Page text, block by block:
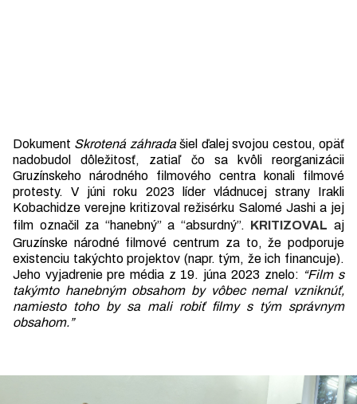
Dokument Skrotená záhradašiel ďalej svojou cestou, opäť
nadobudol dôležitosť, zatiaľ čo sa kvôli reorganizácii
Gruzínskeho národného filmového centra konali filmové
protesty. V júni roku 2023 líder vládnucej strany Irakli
Kobachidze verejne kritizoval režisérku Salomé Jashi a jej
film označil za “hanebný” a “absurdný”. KRITIZOVAL aj
Gruzínske národné filmové centrum za to, že podporuje
existenciu takýchto projektov (napr. tým, že ich financuje).
Jeho vyjadrenie pre média z 19. júna 2023 znelo: “Film s
takýmto hanebným obsahom by vôbec nemal vzniknúť,
namiesto toho by sa mali robiť filmy s tým správnym
obsahom.”